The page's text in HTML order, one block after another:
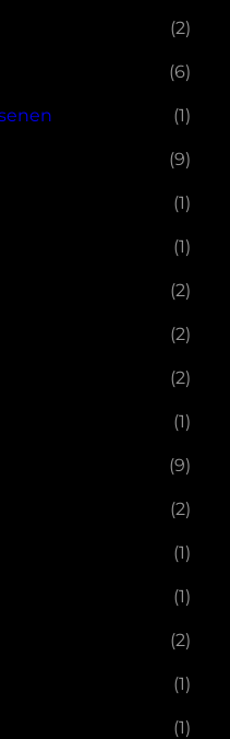
(2)
(6)
(1)
(9)
(1)
(1)
(2)
(2)
(2)
(1)
(9)
(2)
(1)
(1)
(2)
(1)
(1)